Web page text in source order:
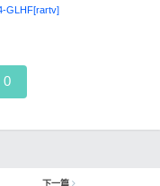
GLHF[rartv]
0
下一篇